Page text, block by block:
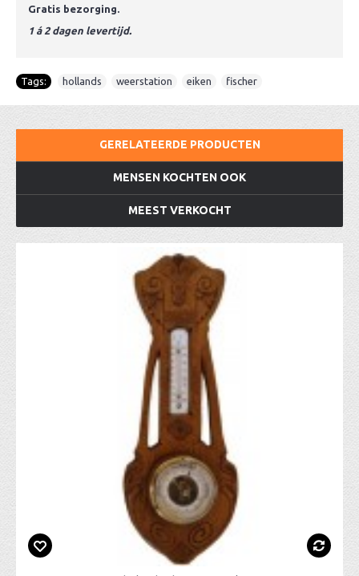
Gratis bezorging.
1 á 2 dagen levertijd.
Tags: hollands weerstation eiken fischer
GERELATEERDE PRODUCTEN
MENSEN KOCHTEN OOK
MEEST VERKOCHT